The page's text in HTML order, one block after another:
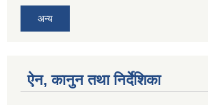
अन्य
ऐन, कानुन तथा निर्देशिका